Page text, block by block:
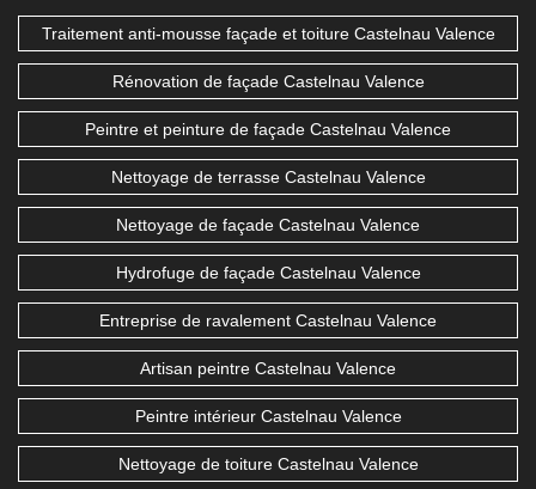
Traitement anti-mousse façade et toiture Castelnau Valence
Rénovation de façade Castelnau Valence
Peintre et peinture de façade Castelnau Valence
Nettoyage de terrasse Castelnau Valence
Nettoyage de façade Castelnau Valence
Hydrofuge de façade Castelnau Valence
Entreprise de ravalement Castelnau Valence
Artisan peintre Castelnau Valence
Peintre intérieur Castelnau Valence
Nettoyage de toiture Castelnau Valence